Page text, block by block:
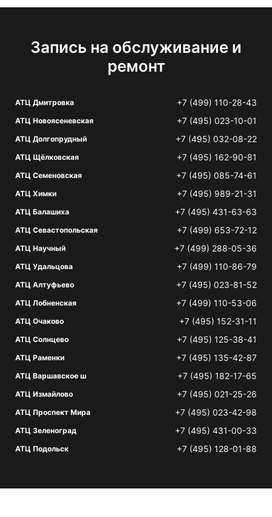
Запись на обслуживание и
ремонт
АТЦ Дмитровка +7 (499) 110-28-43
АТЦ Новоясеневская +7 (495) 023-10-01
АТЦ Долгопрудный +7 (495) 032-08-22
АТЦ Щёлковская +7 (495) 162-90-81
АТЦ Семеновская +7 (495) 085-74-61
АТЦ Химки +7 (495) 989-21-31
АТЦ Балашиха +7 (495) 431-63-63
АТЦ Севастопольская +7 (499) 653-72-12
АТЦ Научный +7 (499) 288-05-36
АТЦ Удальцова +7 (499) 110-86-79
АТЦ Алтуфьево +7 (495) 023-81-52
АТЦ Лобненская +7 (499) 110-53-06
АТЦ Очаково +7 (495) 152-31-11
АТЦ Солнцево +7 (495) 125-38-41
АТЦ Раменки +7 (495) 135-42-87
АТЦ Варшавское ш +7 (495) 182-17-65
АТЦ Измайлово +7 (495) 021-25-26
АТЦ Проспект Мира +7 (495) 023-42-98
АТЦ Зеленоград +7 (495) 431-00-33
АТЦ Подольск +7 (495) 128-01-88